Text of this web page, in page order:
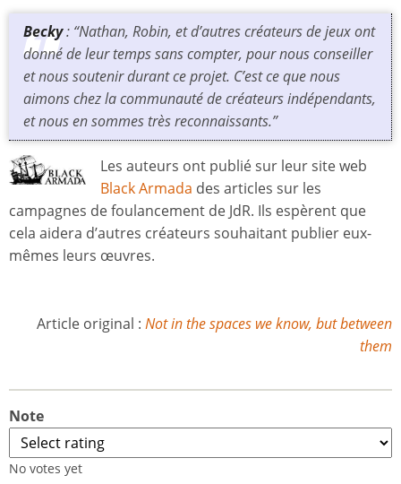
Becky: “Nathan, Robin, et d’autres créateurs de jeux ont
donné de leur temps sans compter, pour nous conseiller
et nous soutenir durant ce projet. C’est ce que nous
aimons chez la communauté de créateurs indépendants,
et nous en sommes très reconnaissants.”
Les auteurs ont publié sur leur site web
Black Armada des articles sur les
campagnes de foulancement de JdR. Ils espèrent que
cela aidera d’autres créateurs souhaitant publier eux-
mêmes leurs œuvres.
Article original : Not in the spaces we know, but between
them
Note
No votes yet